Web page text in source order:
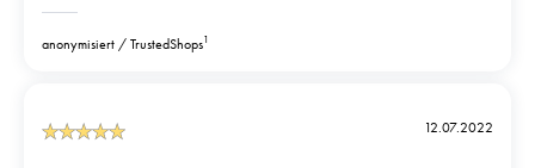
anonymisiert TrustedShops1
12.07.2022